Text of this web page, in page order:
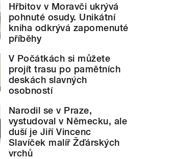
Hřbitov v Moravči ukrývá
pohnuté osudy. Unikátní
kniha odkrývá zapomenuté
příběhy
V Počátkách si můžete
projít trasu po pamětních
deskách slavných
osobností
Narodil se v Praze,
vystudoval v Německu, ale
duší je Jiří Vincenc
Slavíček malíř Žďárských
vrchů